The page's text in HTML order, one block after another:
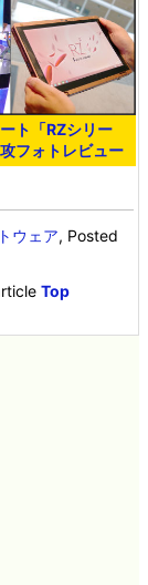
ト「RZシリー
フォトレビュー
ウェア, Posted
Top